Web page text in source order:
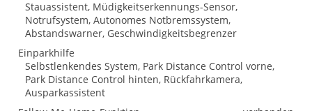
Stauassistent, Müdigkeitserkennungs-Sensor,
Notrufsystem, Autonomes Notbremssystem,
Abstandswarner, Geschwindigkeitsbegrenzer
Einparkhilfe
Selbstlenkendes System, Park Distance Control vorne,
Park Distance Control hinten, Rückfahrkamera,
Ausparkassistent